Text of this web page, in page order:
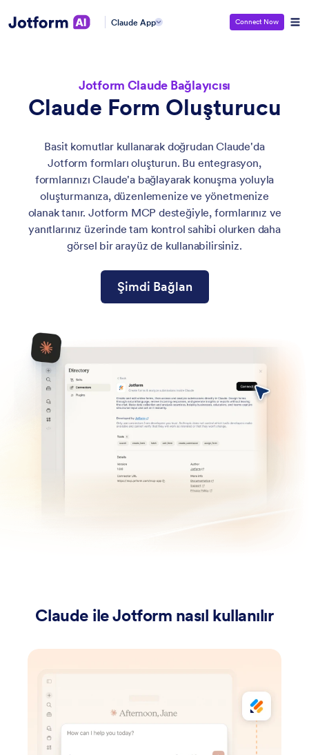
Claude App Connect Now
Jotform Claude Bağlayıcısı
Claude Form Oluşturucu
Basit komutlar kullanarak doğrudan Claude'da
Jotform formları oluşturun. Bu entegrasyon,
formlarınızı Claude'a bağlayarak konuşma yoluyla
oluşturmanıza, düzenlemenize ve yönetmenize
olanak tanır. Jotform MCP desteğiyle, formlarınız ve
yanıtlarınız üzerinde tam kontrol sahibi olurken daha
görsel bir arayüz de kullanabilirsiniz.
Şimdi Bağlan
Claude ile Jotform nasıl kullanılır